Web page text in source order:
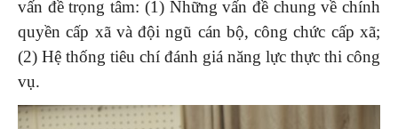
vấn đề trọng tâm: (1) Những vấn đề chung về chính
quyền cấp xã và đội ngũ cán bộ, công chức cấp xã;
(2) Hệ thống tiêu chí đánh giá năng lực thực thi công
vụ.